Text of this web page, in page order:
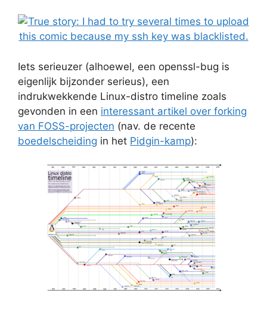
Iets serieuzer (alhoewel, een openssl-bug is
eigenlijk bijzonder serieus), een
indrukwekkende Linux-distro timeline zoals
gevonden in een interessant artikel over forking
van FOSS-projecten (nav. de recente
boedelscheiding in het Pidgin-kamp):